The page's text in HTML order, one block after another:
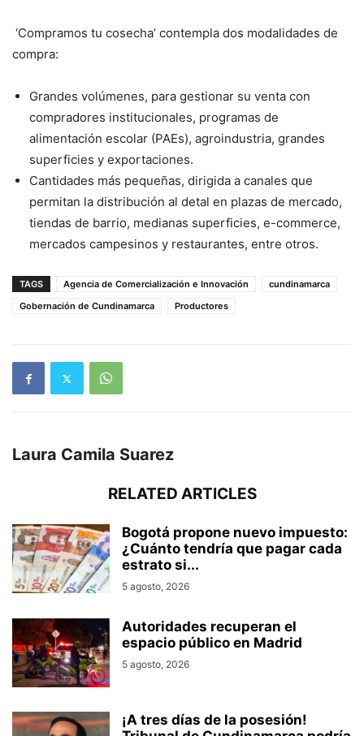
‘Compramos tu cosecha’ contempla dos modalidades de
compra:
Grandes volúmenes, para gestionar su venta con
compradores institucionales, programas de
alimentación escolar (PAEs), agroindustria, grandes
superficies y exportaciones.
Cantidades más pequeñas, dirigida a canales que
permitan la distribución al detal en plazas de mercado,
tiendas de barrio, medianas superficies, e-commerce,
mercados campesinos y restaurantes, entre otros.
TAGS Agencia de Comercialización e Innovación
cundinamarca
Gobernación de Cundinamarca
Productores
Laura Camila Suarez
RELATED ARTICLES
Bogotá propone nuevo impuesto:
¿Cuánto tendría que pagar cada
estrato si...
5 agosto, 2026
Autoridades recuperan el
espacio público en Madrid
5 agosto, 2026
¡A tres días de la posesión!